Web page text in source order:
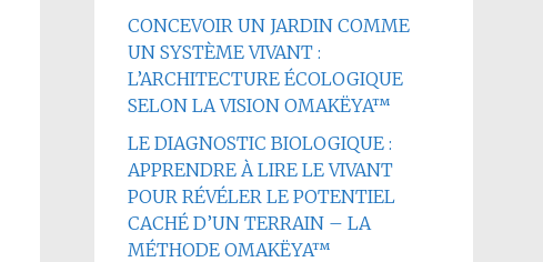
CONCEVOIR UN JARDIN COMME
UN SYSTÈME VIVANT :
L’ARCHITECTURE ÉCOLOGIQUE
SELON LA VISION OMAKËYA™
LE DIAGNOSTIC BIOLOGIQUE :
APPRENDRE À LIRE LE VIVANT
POUR RÉVÉLER LE POTENTIEL
CACHÉ D’UN TERRAIN – LA
MÉTHODE OMAKËYA™